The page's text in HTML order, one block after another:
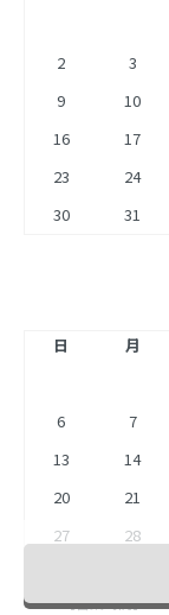
2
3
9
10
16
17
23
24
30
31
日 月
6
7
13
14
20
21
27
28
【営業時間】